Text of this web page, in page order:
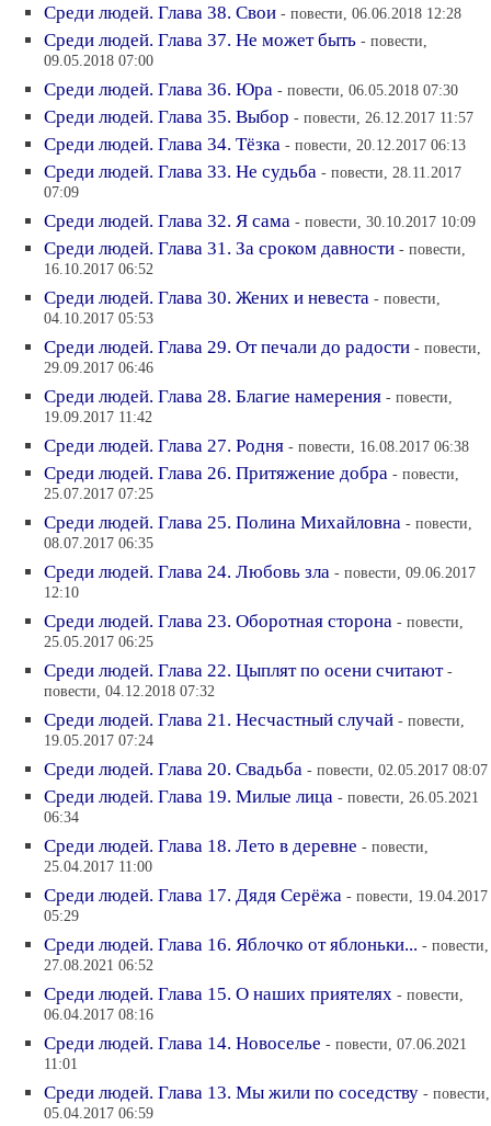
Среди людей. Глава 38. Свои - повести, 06.06.2018 12:28
Среди людей. Глава 37. Не может быть - повести,
09.05.2018 07:00
Среди людей. Глава 36. Юра - повести, 06.05.2018 07:30
Среди людей. Глава 35. Выбор - повести, 26.12.2017 11:57
Среди людей. Глава 34. Тёзка - повести, 20.12.2017 06:13
Среди людей. Глава 33. Не судьба - повести, 28.11.2017
07:09
Среди людей. Глава 32. Я сама - повести, 30.10.2017 10:09
Среди людей. Глава 31. За сроком давности - повести,
16.10.2017 06:52
Среди людей. Глава 30. Жених и невеста - повести,
04.10.2017 05:53
Среди людей. Глава 29. От печали до радости - повести,
29.09.2017 06:46
Среди людей. Глава 28. Благие намерения - повести,
19.09.2017 11:42
Среди людей. Глава 27. Родня - повести, 16.08.2017 06:38
Среди людей. Глава 26. Притяжение добра - повести,
25.07.2017 07:25
Среди людей. Глава 25. Полина Михайловна - повести,
08.07.2017 06:35
Среди людей. Глава 24. Любовь зла - повести, 09.06.2017
12:10
Среди людей. Глава 23. Оборотная сторона - повести,
25.05.2017 06:25
Среди людей. Глава 22. Цыплят по осени считают -
повести, 04.12.2018 07:32
Среди людей. Глава 21. Несчастный случай - повести,
19.05.2017 07:24
Среди людей. Глава 20. Свадьба - повести, 02.05.2017 08:07
Среди людей. Глава 19. Милые лица - повести, 26.05.2021
06:34
Среди людей. Глава 18. Лето в деревне - повести,
25.04.2017 11:00
Среди людей. Глава 17. Дядя Серёжа - повести, 19.04.2017
05:29
Среди людей. Глава 16. Яблочко от яблоньки... - повести,
27.08.2021 06:52
Среди людей. Глава 15. О наших приятелях - повести,
06.04.2017 08:16
Среди людей. Глава 14. Новоселье - повести, 07.06.2021
11:01
Среди людей. Глава 13. Мы жили по соседству - повести,
05.04.2017 06:59